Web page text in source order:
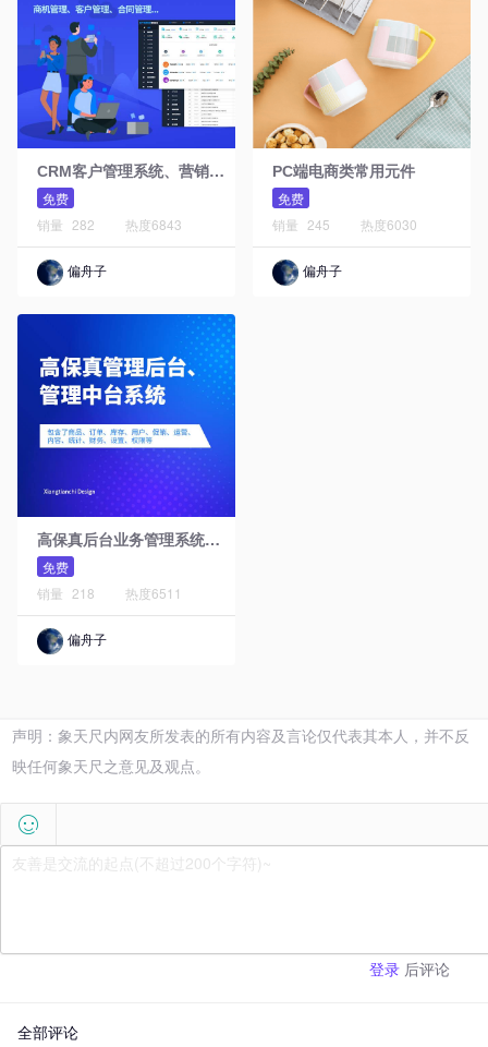
C
RM客户管理系统、营销管理系统
免费
销量 282 热度6843
偏舟子
PC端电商类常用元件
免费
销量 245 热度6030
偏舟子
高
保真后台业务管理系统原型模板库
免费
销量 218 热度6511
偏舟子
声明：象天尺内网友所发表的所有内容及言论仅代表其本人，并不反
映任何象天尺之意见及观点。

登录 后评论
全部评论